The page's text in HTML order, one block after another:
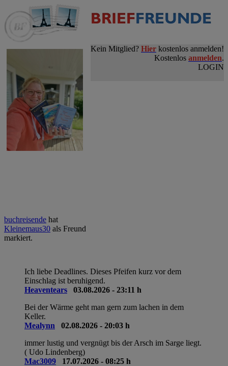
Kein Mitglied? Hier kostenlos anmelden!
Kostenlos anmelden.
LOGIN
als Freund rene90 hatLeoSport
Ich liebe Deadlines. Dieses Pfeifen kurz vor dem
Einschlag ist beruhigend.
Heaventears
03.08.2026 - 23:11 h
Bei der Wärme geht man gern zum lachen in dem
Keller.
Mealynn
02.08.2026 - 20:03 h
immer lustig und vergnügt bis der Arsch im Sarge liegt.
( Udo Lindenberg)
Mac3009
17.07.2026 - 08:25 h